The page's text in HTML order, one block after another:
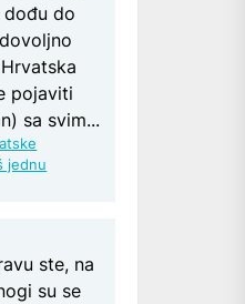
do
pojaviti
sa svim...
jednu
ste, na
su se